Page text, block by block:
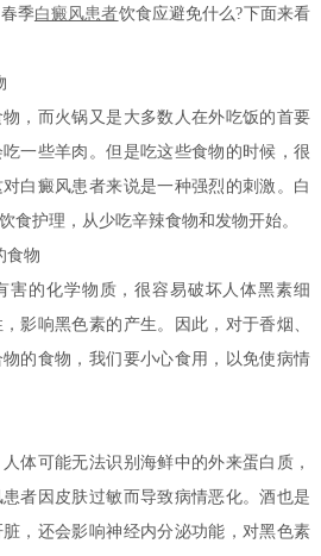
季白癜风患者饮食应避免什么?下面来看
而火锅又是大多数人在外吃饭的首要
一些羊肉。但是吃这些食物的时候，很
白癜风患者来说是一种强烈的刺激。白
食护理，从少吃辛辣食物和发物开始。
物
的化学物质，很容易破坏人体黑素细
影响黑色素的产生。因此，对于香烟、
的食物，我们要小心食用，以免使病情
可能无法识别海鲜中的外来蛋白质，
者因皮肤过敏而导致病情恶化。酒也是
，还会影响神经内分泌功能，对黑色素